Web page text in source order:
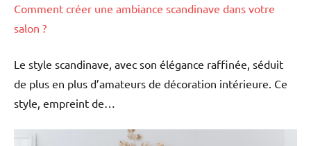
Comment créer une ambiance scandinave dans votre
salon ?
Le style scandinave, avec son élégance raffinée, séduit
de plus en plus d’amateurs de décoration intérieure. Ce
style, empreint de…